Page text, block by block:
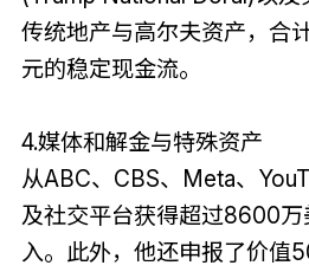
传统地产与高尔夫资产，合
元的稳定现金流。
4.媒体和解金与特殊资产
从ABC、CBS、Meta、
及社交平台获得超过8600
入。此外，他还申报了价值